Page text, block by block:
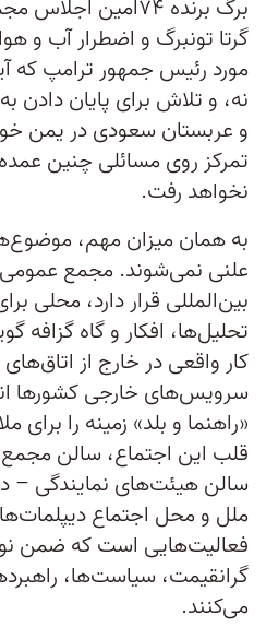
برگ برنده ۷۴امین
گرتا تونبرگ و اضطرار آب و
مورد رئیس جمهور ترامپ که
نه، و تلاش برای پایان دادن
و عربستان سعودی در یمن
تمرکز روی مسائلی چنین
نخواهد رفت.
به همان میزان مهم،
علنی نمی‌شوند. مجمع
بین‌المللی قرار دارد، محلی
تحلیل‌ها، افکار و گاه گزافه
کار واقعی در خارج از
سرویس‌های خارجی کشورها
«راهنما و بلد» زمینه را برای
قلب این اجتماع، سالن
سالن هیئت‌های نمایندگی –
ملل و محل اجتماع
فعالیت‌هایی است که ضمن
گرانقیمت، سیاست‌ها،
می‌کنند.